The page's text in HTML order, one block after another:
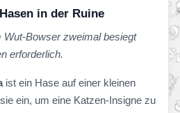
in der Ruine
Bowser zweimal besiegt
erforderlich.
ist ein Hase auf einer kleinen
ein, um eine Katzen-Insigne zu